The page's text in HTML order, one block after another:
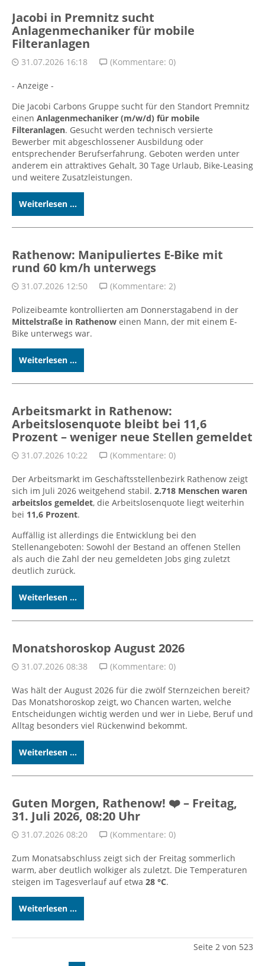
Jacobi in Premnitz sucht
Anlagenmechaniker für mobile
Filteranlagen
31.07.2026 16:18 (Kommentare: 0)
- Anzeige -
Die Jacobi Carbons Gruppe sucht für den Standort Premnitz
einen Anlagenmechaniker (m/w/d) für mobile
Filteranlagen. Gesucht werden technisch versierte
Bewerber mit abgeschlossener Ausbildung oder
entsprechender Berufserfahrung. Geboten werden unter
anderem ein attraktives Gehalt, 30 Tage Urlaub, Bike-Leasing
und weitere Zusatzleistungen.
Weiterlesen ...
Rathenow: Manipuliertes E-Bike mit
rund 60 km/h unterwegs
31.07.2026 12:50 (Kommentare: 2)
Polizeibeamte kontrollierten am Donnerstagabend in der
Mittelstraße in Rathenow einen Mann, der mit einem E-
Bike unterwegs war.
Weiterlesen ...
Arbeitsmarkt in Rathenow:
Arbeitslosenquote bleibt bei 11,6
Prozent – weniger neue Stellen gemeldet
31.07.2026 10:22 (Kommentare: 0)
Der Arbeitsmarkt im Geschäftsstellenbezirk Rathenow zeigt
sich im Juli 2026 weitgehend stabil. 2.718 Menschen waren
arbeitslos gemeldet, die Arbeitslosenquote liegt weiterhin
bei 11,6 Prozent.
Auffällig ist allerdings die Entwicklung bei den
Stellenangeboten: Sowohl der Bestand an offenen Stellen
als auch die Zahl der neu gemeldeten Jobs ging zuletzt
deutlich zurück.
Weiterlesen ...
Monatshoroskop August 2026
31.07.2026 08:38 (Kommentare: 0)
Was hält der August 2026 für die zwölf Sternzeichen bereit?
Das Monatshoroskop zeigt, wo Chancen warten, welche
Entscheidungen wichtig werden und wer in Liebe, Beruf und
Alltag besonders viel Rückenwind bekommt.
Weiterlesen ...
Guten Morgen, Rathenow! ❤️ – Freitag,
31. Juli 2026, 08:20 Uhr
31.07.2026 08:20 (Kommentare: 0)
Zum Monatsabschluss zeigt sich der Freitag sommerlich
warm, aber deutlich wolkiger als zuletzt. Die Temperaturen
steigen im Tagesverlauf auf etwa 28 °C.
Weiterlesen ...
Seite 2 von 523